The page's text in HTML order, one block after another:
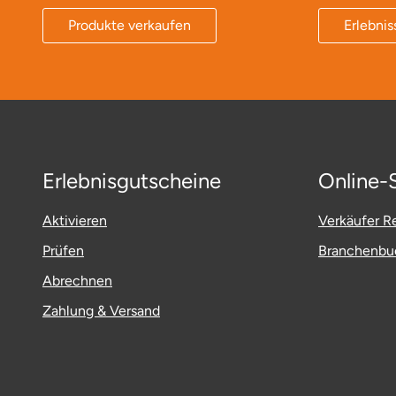
Produkte verkaufen
Erlebnisgutscheine
Aktivieren
Prüfen
Abrechnen
Zahlung & Versand
Online-
Verkäufer
Bruchköbel
Calw
Chemnitz
Coburg
Münster
Pirna
Riesa
Strausberg (Berlin/Brandenburg)
Sangerhausen
Unterwellenborn
Weimar
Witterda